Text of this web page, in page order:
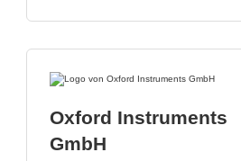
Oxford Instruments
GmbH